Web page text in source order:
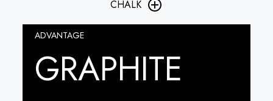
CHALK
ADVANTAGE
GRAPHITE